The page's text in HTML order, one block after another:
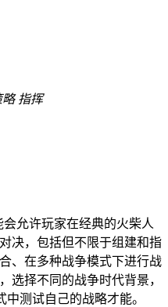
略 指挥
允许玩家在经典的火柴人
决，包括但不限于组建和指
、在多种战争模式下进行战
选择不同的战争时代背景，
测试自己的战略才能。